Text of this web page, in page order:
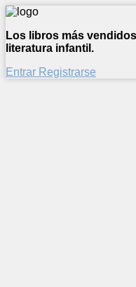
Los libros más
literatura infantil.
Entrar Registrarse